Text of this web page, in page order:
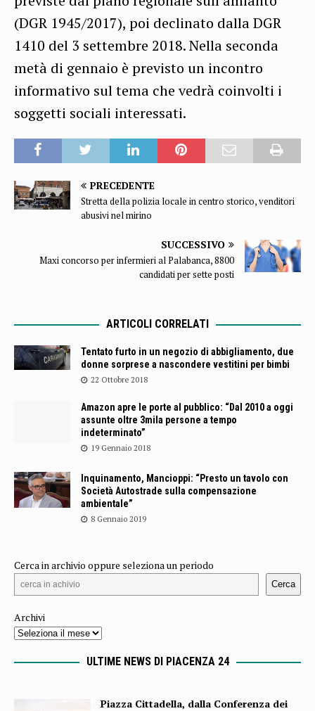
(DGR 1945/2017), poi declinato dalla DGR
1410 del 3 settembre 2018. Nella seconda
metà di gennaio è previsto un incontro
informativo sul tema che vedrà coinvolti i
soggetti sociali interessati.
PRECEDENTE
Stretta della polizia locale in centro storico, venditori
abusivi nel mirino
SUCCESSIVO
Maxi concorso per infermieri al Palabanca, 8800
candidati per sette posti
ARTICOLI CORRELATI
Tentato furto in un negozio di abbigliamento, due
donne sorprese a nascondere vestitini per bimbi
22 Ottobre 2018
Amazon apre le porte al pubblico: “Dal 2010 a oggi
assunte oltre 3mila persone a tempo
indeterminato”
19 Gennaio 2018
Inquinamento, Mancioppi: “Presto un tavolo con
Società Autostrade sulla compensazione
ambientale”
8 Gennaio 2019
Cerca in archivio oppure seleziona un periodo
Cerca
Archivi
ULTIME NEWS DI PIACENZA 24
Piazza Cittadella, dalla Conferenza dei